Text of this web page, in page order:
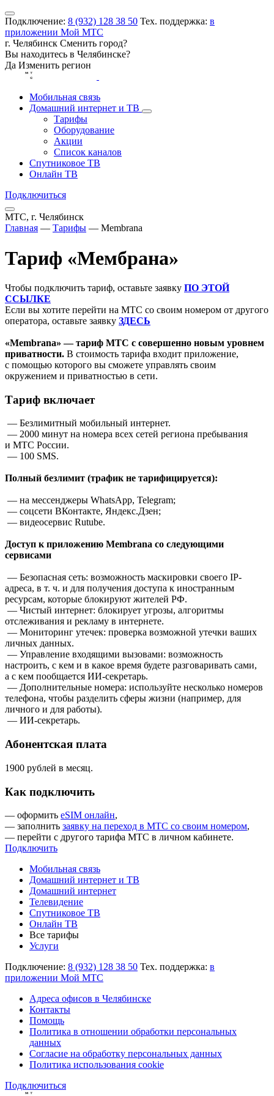
Подключение: 8 (932) 128 38 50 Тех. поддержка: в
приложении Мой МТС
г. Челябинск Сменить город?
Вы находитесь в Челябинске?
Да Изменить регион
Мобильная связь
Домашний интернет и ТВ
Тарифы
Оборудование
Акции
Список каналов
Спутниковое ТВ
Онлайн ТВ
Подключиться
МТС, г. Челябинск
Главная — Тарифы — Membrana
Тариф «Мембрана»
Чтобы подключить тариф, оставьте заявку ПО ЭТОЙ
ССЫЛКЕ
Если вы хотите перейти на МТС со своим номером от другого
оператора, оставьте заявку ЗДЕСЬ
«Membrana» — тариф МТС с совершенно новым уровнем
приватности. В стоимость тарифа входит приложение,
с помощью которого вы сможете управлять своим
окружением и приватностью в сети.
Тариф включает
— Безлимитный мобильный интернет.
— 2000 минут на номера всех сетей региона пребывания
и МТС России.
— 100 SMS.
Полный безлимит (трафик не тарифицируется):
— на мессенджеры WhatsApp, Telegram;
— соцсети ВКонтакте, Яндекс.Дзен;
— видеосервис Rutube.
Доступ к приложению Membrana со следующими
сервисами
— Безопасная сеть: возможность маскировки своего IP-
адреса, в т. ч. и для получения доступа к иностранным
ресурсам, которые блокируют жителей РФ.
— Чистый интернет: блокирует угрозы, алгоритмы
отслеживания и рекламу в интернете.
— Мониторинг утечек: проверка возможной утечки ваших
личных данных.
— Управление входящими вызовами: возможность
настроить, с кем и в какое время будете разговаривать сами,
а с кем пообщается ИИ-секретарь.
— Дополнительные номера: используйте несколько номеров
телефона, чтобы разделить сферы жизни (например, для
личного и для работы).
— ИИ-секретарь.
Абонентская плата
1900 рублей в месяц.
Как подключить
— оформить eSIM онлайн,
— заполнить заявку на переход в МТС со своим номером,
— перейти с другого тарифа МТС в личном кабинете.
Подключить
Мобильная связь
Домашний интернет и ТВ
Домашний интернет
Телевидение
Спутниковое ТВ
Онлайн ТВ
Все тарифы
Услуги
Подключение: 8 (932) 128 38 50 Тех. поддержка: в
приложении Мой МТС
Адреса офисов в Челябинске
Контакты
Помощь
Политика в отношении обработки персональных
данных
Согласие на обработку персональных данных
Политика использования cookie
Подключиться